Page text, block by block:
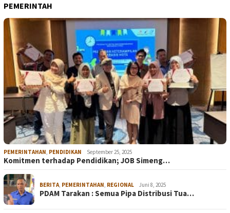
PEMERINTAH
PEMERINTAHAN PENDIDIKAN September 25, 2025
Komitmen terhadap Pendidikan; JOB Simeng…
BERITA PEMERINTAHAN REGIONAL Juni 8, 2025
PDAM Tarakan : Semua Pipa Distribusi Tua…